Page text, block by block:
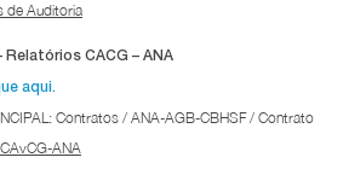
de Auditoria
CACG – ANA
aqui.
Contratos / ANA-AGB-CBHSF / Contrato
ANA